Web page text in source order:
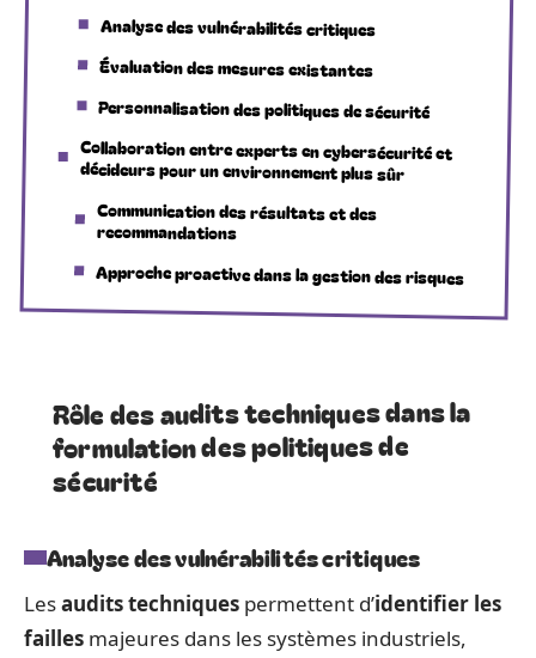
Analyse des vulnérabilités critiques
Évaluation des mesures existantes
Personnalisation des politiques de sécurité
Collaboration entre experts en cybersécurité et
décideurs pour un environnement plus sûr
Communication des résultats et des
recommandations
Approche proactive dans la gestion des risques
Rôle des audits techniques dans la
formulation des politiques de
sécurité
Analyse des vulnérabilités critiques
Lesaudits techniques permettent d’identifier les
failles majeures dans les systèmes industriels,